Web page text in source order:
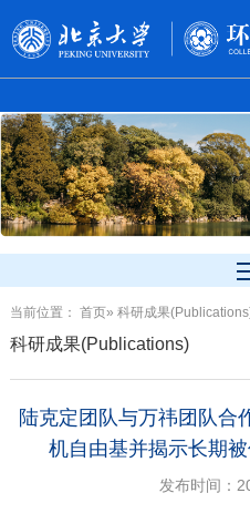
当前位置： 首页» 科研成果
科研成果(Publications)
陆克定团队与万祎团队合
机自由基并揭示长期
发布时间：